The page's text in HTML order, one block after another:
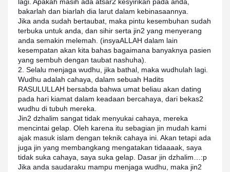
lagi. Apakah masih ada atsar2 kesyirikan pada anda,
bakarlah dan biarlah dia larut dalam kebinasaannya.
Jika anda sudah bertaubat, maka pintu kesembuhan sudah
terbuka untuk anda, dan sihir serta jin2 yang menyerang
anda semakin melemah. (insyaALLAH dalam lain
kesempatan akan kita bahas bagaimana banyaknya pasien
yang sembuh dengan taubat nashuha).
2. Selalu menjaga wudhu, jika bathal, maka wudhulah lagi.
Wudhu adalah cahaya, dalam sebuah Hadits
RASULULLAH bersabda bahwa umat beliau akan dating
pada hari kiamat dalam keadaan bercahaya, dari bekas2
wudhu di tubuh mereka.
Jin2 dzhalim sangat tidak menyukai cahaya, mereka
mencintai gelap. Oleh karena itu sebagian jin mudah kami
ajak masuk islam dengan teknik cahaya ini. Akan tetapi ada
juga jin yang membangkang mengatakan tidaaaak, saya
tidak suka cahaya, saya suka gelap. Dasar jin dzhalim…:p
Jika anda saudaraku mampu menjaga wudhu, maka jin2